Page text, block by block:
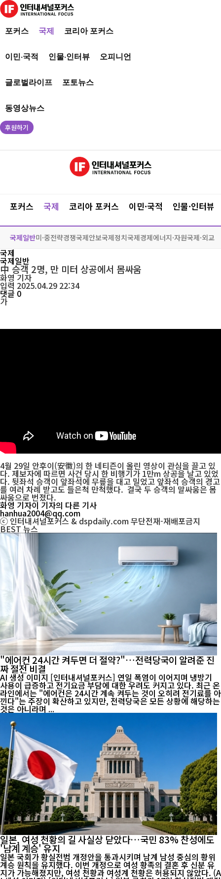
포커스 국제 코리아 포커스
이민·국적 인물·인터뷰 오피니언
글로벌라이프 포토뉴스
동영상뉴스
후원하기
포커스 국제 코리아 포커스 이민·국적 인물·인터뷰
국제일반미·중전략경쟁국제안보국제정치국제경제에너지·자원국제·외교
국제
국제일반
中 승객 2명, 만 미터 상공에서 몸싸움
화영기자
입력 2025.04.29 22:34
댓글 0
가
4월 29일 안후이(安徽)의 한 네티즌이 올린 영상이 관심을 끌고 있
다. 제보자에 따르면 사건 당시 한 비행기가 1만m 상공을 날고 있었
다. 뒷좌석 승객이 앞좌석에 무릎을 대고 밀었고 앞좌석 승객의 경고
를 여러 차례 받고도 들은척 만척했다. 결국 두 승객의 말싸움은 몸
싸움으로 번졌다.
화영 기자이 기자의 다른 기사
hanhua2004@qq.com
ⓒ 인터내셔널포커스 & dspdaily.com 무단전재-재배포금지
BEST뉴스
"에어컨 24시간 켜두면 더 절약?"…전력당국이 알려준 진
짜 절전 비결
AI 생성 이미지 [인터내셔널포커스] 연일 폭염이 이어지며 냉방기
사용이 급증하고 전기요금 부담에 대한 우려도 커지고 있다. 최근 온
라인에서는 "에어컨은 24시간 계속 켜두는 것이 오히려 전기료를 아
낀다"는 주장이 확산하고 있지만, 전력당국은 모든 상황에 해당하는
것은 아니라며 ...
일본, 여성 천황의 길 사실상 닫았다…국민 83% 찬성에도
'남계 계승' 유지
일본 국회가 황실전범 개정안을 통과시키며 남계 남성 중심의 황위
계승 원칙을 유지했다. 이번 개정으로 여성 황족의 결혼 후 신분 유
지가 가능해졌지만, 여성 천황과 여성계 천황은 허용되지 않았다. (A